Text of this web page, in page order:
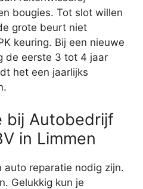
bougies. Tot slot willen
grote beurt niet
keuring. Bij een nieuwe
de eerste 3 tot 4 jaar
het een jaarlijks
bij Autobedrijf
in Limmen
reparatie nodig zijn.
Gelukkig kun je